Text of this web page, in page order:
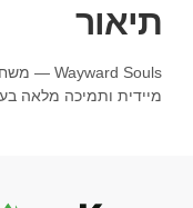
תיאור
מיידית ותמיכה מלאה